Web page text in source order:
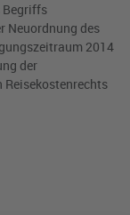
Begriffs
Neuordnung des
2014
der
Reisekostenrechts